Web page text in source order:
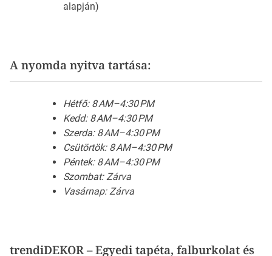
alapján)
A nyomda nyitva tartása:
Hétfő: 8 AM–4:30 PM
Kedd: 8 AM–4:30 PM
Szerda: 8 AM–4:30 PM
Csütörtök: 8 AM–4:30 PM
Péntek: 8 AM–4:30 PM
Szombat: Zárva
Vasárnap: Zárva
trendiDEKOR – Egyedi tapéta, falburkolat és